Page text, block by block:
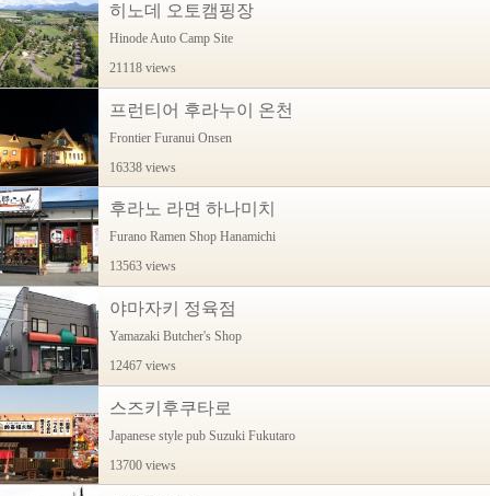
히노데 오토캠핑장
Hinode Auto Camp Site
21118 views
프런티어 후라누이 온천
Frontier Furanui Onsen
16338 views
후라노 라면 하나미치
Furano Ramen Shop Hanamichi
13563 views
야마자키 정육점
Yamazaki Butcher's Shop
12467 views
스즈키후쿠타로
Japanese style pub Suzuki Fukutaro
13700 views